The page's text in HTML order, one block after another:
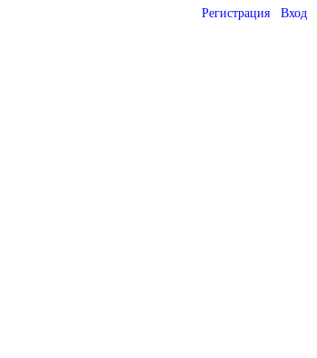
Регистрация Вход